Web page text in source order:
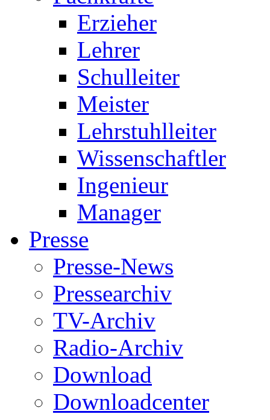
Erzieher
Lehrer
Schulleiter
Meister
Lehrstuhlleiter
Wissenschaftler
Ingenieur
Manager
Presse
Presse-News
Pressearchiv
TV-Archiv
Radio-Archiv
Download
Downloadcenter